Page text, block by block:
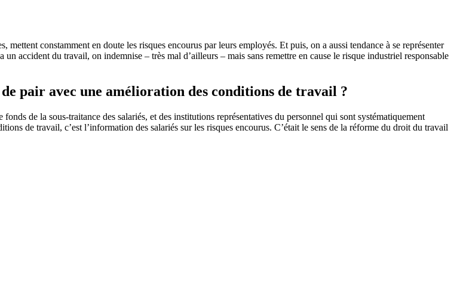
constamment en doute les risques encourus par leurs employés. Et puis, on a aussi tendance à se représenter
accident du travail, on indemnise – très mal d’ailleurs – mais sans remettre en cause le risque industriel responsable
pair avec une amélioration des conditions de travail ?
de la sous-traitance des salariés, et des institutions représentatives du personnel qui sont systématiquement
de travail, c’est l’information des salariés sur les risques encourus. C’était le sens de la réforme du droit du travail